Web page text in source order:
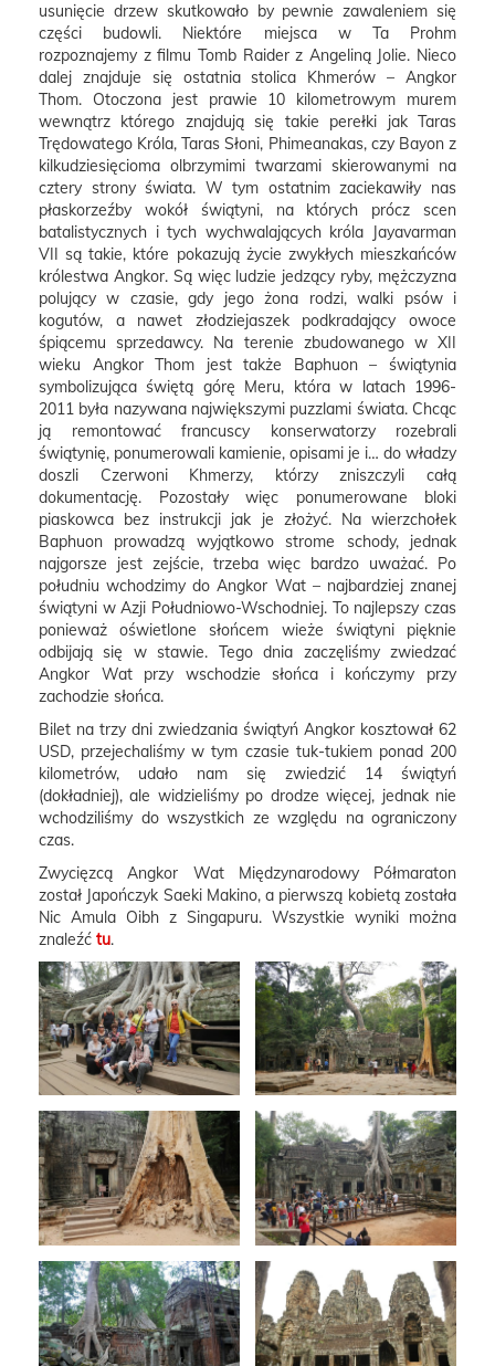
usunięcie drzew skutkowało by pewnie zawaleniem się
części budowli. Niektóre miejsca w Ta Prohm
rozpoznajemy z filmu Tomb Raider z Angeliną Jolie. Nieco
dalej znajduje się ostatnia stolica Khmerów – Angkor
Thom. Otoczona jest prawie 10 kilometrowym murem
wewnątrz którego znajdują się takie perełki jak Taras
Trędowatego Króla, Taras Słoni, Phimeanakas, czy Bayon z
kilkudziesięcioma olbrzymimi twarzami skierowanymi na
cztery strony świata. W tym ostatnim zaciekawiły nas
płaskorzeźby wokół świątyni, na których prócz scen
batalistycznych i tych wychwalających króla Jayavarman
VII są takie, które pokazują życie zwykłych mieszkańców
królestwa Angkor. Są więc ludzie jedzący ryby, mężczyzna
polujący w czasie, gdy jego żona rodzi, walki psów i
kogutów, a nawet złodziejaszek podkradający owoce
śpiącemu sprzedawcy. Na terenie zbudowanego w XII
wieku Angkor Thom jest także Baphuon – świątynia
symbolizująca świętą górę Meru, która w latach 1996-
2011 była nazywana największymi puzzlami świata. Chcąc
ją remontować francuscy konserwatorzy rozebrali
świątynię, ponumerowali kamienie, opisami je i… do władzy
doszli Czerwoni Khmerzy, którzy zniszczyli całą
dokumentację. Pozostały więc ponumerowane bloki
piaskowca bez instrukcji jak je złożyć. Na wierzchołek
Baphuon prowadzą wyjątkowo strome schody, jednak
najgorsze jest zejście, trzeba więc bardzo uważać. Po
południu wchodzimy do Angkor Wat – najbardziej znanej
świątyni w Azji Południowo-Wschodniej. To najlepszy czas
ponieważ oświetlone słońcem wieże świątyni pięknie
odbijają się w stawie. Tego dnia zaczęliśmy zwiedzać
Angkor Wat przy wschodzie słońca i kończymy przy
zachodzie słońca.
Bilet na trzy dni zwiedzania świątyń Angkor kosztował 62
USD, przejechaliśmy w tym czasie tuk-tukiem ponad 200
kilometrów, udało nam się zwiedzić 14 świątyń
(dokładniej), ale widzieliśmy po drodze więcej, jednak nie
wchodziliśmy do wszystkich ze względu na ograniczony
czas.
Zwycięzcą Angkor Wat Międzynarodowy Półmaraton
został Japończyk Saeki Makino, a pierwszą kobietą została
Nic Amula Oibh z Singapuru. Wszystkie wyniki można
znaleźć tu.